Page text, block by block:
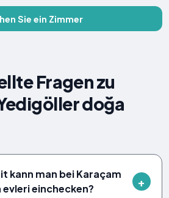
Sie ein Zimmer
Fragen zu
doğa
kann man bei Karaçam
einchecken?